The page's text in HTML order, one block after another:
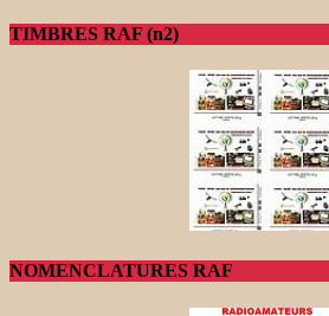
TIMBRES RAF (n2)
NOMENCLATURES RAF